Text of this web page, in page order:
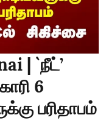
| `நீட்’
6
பரிதாபம்